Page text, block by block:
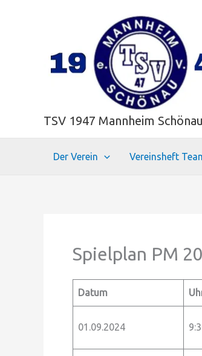
TSV 1947 Mannheim
Der Verein Vereinsheft
Spielplan PM
Datum
01.09.2024